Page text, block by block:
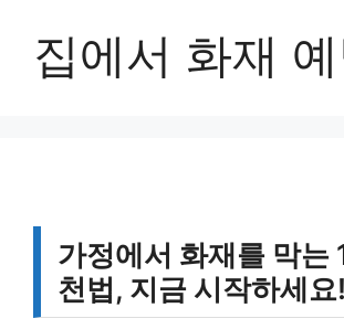
집에서 화재
가정에서 화재를 막는
천법, 지금 시작하세요!